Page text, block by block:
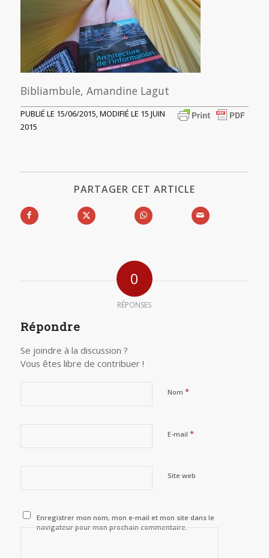
Bibliambule, Amandine Lagut
PUBLIÉ LE 15/06/2015, MODIFIÉ LE 15 JUIN
2015
PARTAGER CET ARTICLE
0
RÉPONSES
Répondre
Se joindre à la discussion ?
Vous êtes libre de contribuer !
Nom *
E-mail *
Site web
Enregistrer mon nom, mon e-mail et mon site dans le
navigateur pour mon prochain commentaire.